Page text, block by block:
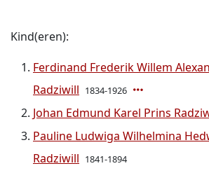
Kind(eren):
Ferdinand Frederik Willem
Radziwill 1834-1926
Johan Edmund Karel Prins
Pauline Ludwiga Wilhelmina
Radziwill 1841-1894